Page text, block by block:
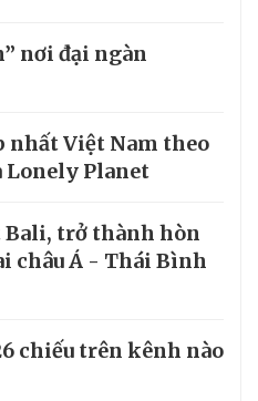
nơi đại ngàn
nhất Việt Nam theo
Lonely Planet
Bali, trở thành hòn
châu Á - Thái Bình
chiếu trên kênh nào